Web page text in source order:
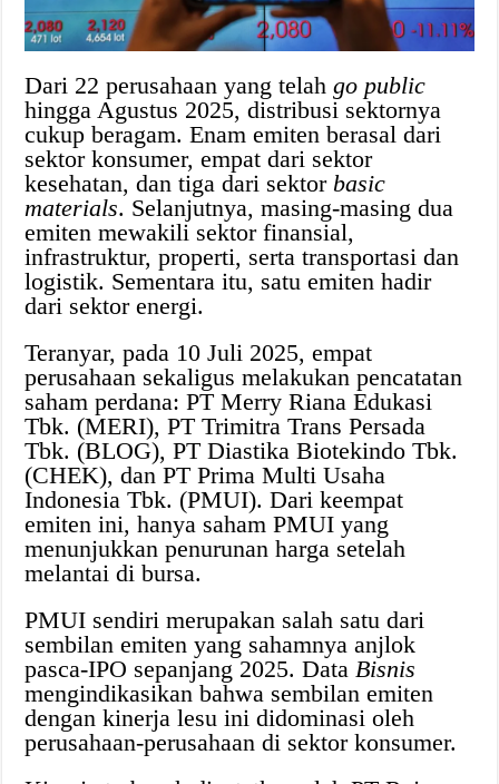
Dari 22 perusahaan yang telahgo public
hingga Agustus 2025, distribusi sektornya
cukup beragam. Enam emiten berasal dari
sektor konsumer, empat dari sektor
kesehatan, dan tiga dari sektor basic
materials. Selanjutnya, masing-masing dua
emiten mewakili sektor finansial,
infrastruktur, properti, serta transportasi dan
logistik. Sementara itu, satu emiten hadir
dari sektor energi.
Teranyar, pada 10 Juli 2025, empat
perusahaan sekaligus melakukan pencatatan
saham perdana: PT Merry Riana Edukasi
Tbk. (MERI), PT Trimitra Trans Persada
Tbk. (BLOG), PT Diastika Biotekindo Tbk.
(CHEK), dan PT Prima Multi Usaha
Indonesia Tbk. (PMUI). Dari keempat
emiten ini, hanya saham PMUI yang
menunjukkan penurunan harga setelah
melantai di bursa.
PMUI sendiri merupakan salah satu dari
sembilan emiten yang sahamnya anjlok
pasca-IPO sepanjang 2025. DataBisnis
mengindikasikan bahwa sembilan emiten
dengan kinerja lesu ini didominasi oleh
perusahaan-perusahaan di sektor konsumer.